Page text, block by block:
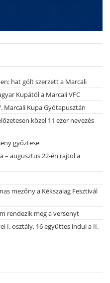
hat gólt szerzett a Marcali
Kupától a Marcali VFC
Kupa Gyótapusztán
közel 11 ezer nevezés
győztese
– augusztus 22-én rajtol a
mezőny a Kékszalag Fesztivál
rendezik meg a versenyt
I. osztály, 16 együttes indul a II.